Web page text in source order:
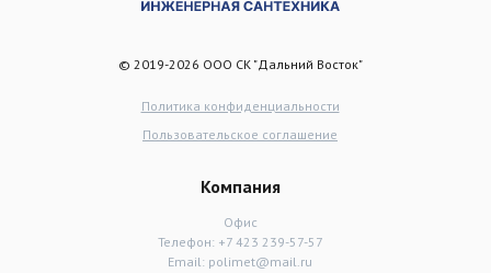
© 2019-2026 ООО СК "Дальний Восток"
Политика конфиденциальности
Пользовательское соглашение
Компания
Офис
Телефон: +7 423 239-57-57
Email: polimet@mail.ru